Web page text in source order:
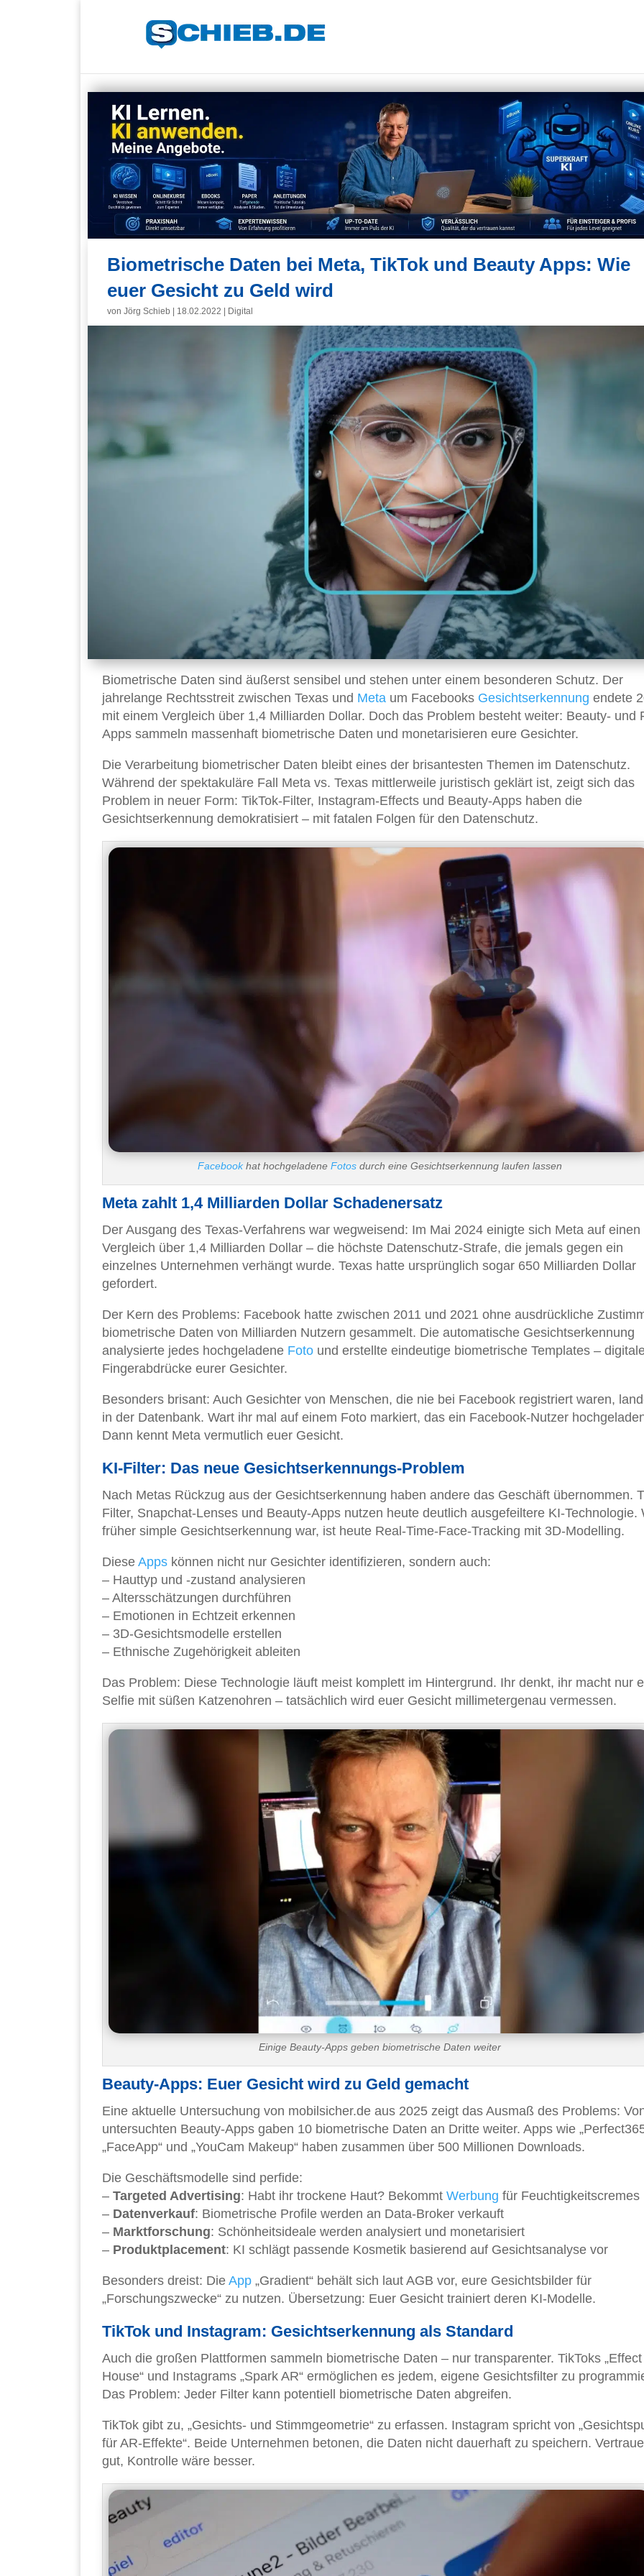
Biometrische Daten bei Meta, TikTok und Beauty Apps: Wie
euer Gesicht zu Geld wird
von Jörg Schieb 18.02.2022 Digital
Biometrische Daten sind äußerst sensibel und stehen unter einem besonderen Schutz. Der
jahrelange Rechtsstreit zwischen Texas und Meta um Facebooks Gesichtserkennung endete
mit einem Vergleich über 1,4 Milliarden Dollar. Doch das Problem besteht weiter: Beauty- und
Apps sammeln massenhaft biometrische Daten und monetarisieren eure Gesichter.
Die Verarbeitung biometrischer Daten bleibt eines der brisantesten Themen im Datenschutz.
Während der spektakuläre Fall Meta vs. Texas mittlerweile juristisch geklärt ist, zeigt sich das
Problem in neuer Form: TikTok-Filter, Instagram-Effects und Beauty-Apps haben die
Gesichtserkennung demokratisiert – mit fatalen Folgen für den Datenschutz.
Facebookhat hochgeladene Fotosdurch eine Gesichtserkennung laufen lassen
Meta zahlt 1,4 Milliarden Dollar Schadenersatz
Der Ausgang des Texas-Verfahrens war wegweisend: Im Mai 2024 einigte sich Meta auf einen
Vergleich über 1,4 Milliarden Dollar – die höchste Datenschutz-Strafe, die jemals gegen ein
einzelnes Unternehmen verhängt wurde. Texas hatte ursprünglich sogar 650 Milliarden Dollar
gefordert.
Der Kern des Problems: Facebook hatte zwischen 2011 und 2021 ohne ausdrückliche
biometrische Daten von Milliarden Nutzern gesammelt. Die automatische Gesichtserkennung
analysierte jedes hochgeladene Foto und erstellte eindeutige biometrische Templates –
Fingerabdrücke eurer Gesichter.
Besonders brisant: Auch Gesichter von Menschen, die nie bei Facebook registriert waren,
in der Datenbank. Wart ihr mal auf einem Foto markiert, das ein Facebook-Nutzer
Dann kennt Meta vermutlich euer Gesicht.
KI-Filter: Das neue Gesichtserkennungs-Problem
Nach Metas Rückzug aus der Gesichtserkennung haben andere das Geschäft übernommen.
Filter, Snapchat-Lenses und Beauty-Apps nutzen heute deutlich ausgefeiltere KI-Technologie.
früher simple Gesichtserkennung war, ist heute Real-Time-Face-Tracking mit 3D-Modelling.
Diese Apps können nicht nur Gesichter identifizieren, sondern auch:
– Hauttyp und -zustand analysieren
– Altersschätzungen durchführen
– Emotionen in Echtzeit erkennen
– 3D-Gesichtsmodelle erstellen
– Ethnische Zugehörigkeit ableiten
Das Problem: Diese Technologie läuft meist komplett im Hintergrund. Ihr denkt, ihr macht nur
Selfie mit süßen Katzenohren – tatsächlich wird euer Gesicht millimetergenau vermessen.
Einige Beauty-Apps geben biometrische Daten weiter
Beauty-Apps: Euer Gesicht wird zu Geld gemacht
Eine aktuelle Untersuchung von mobilsicher.de aus 2025 zeigt das Ausmaß des Problems:
untersuchten Beauty-Apps gaben 10 biometrische Daten an Dritte weiter. Apps wie
„FaceApp“ und „YouCam Makeup“ haben zusammen über 500 Millionen Downloads.
Die Geschäftsmodelle sind perfide:
– Targeted Advertising: Habt ihr trockene Haut? Bekommt Werbung für Feuchtigkeitscremes
– Datenverkauf: Biometrische Profile werden an Data-Broker verkauft
– Marktforschung: Schönheitsideale werden analysiert und monetarisiert
– Produktplacement: KI schlägt passende Kosmetik basierend auf Gesichtsanalyse vor
Besonders dreist: Die App „Gradient“ behält sich laut AGB vor, eure Gesichtsbilder für
„Forschungszwecke“ zu nutzen. Übersetzung: Euer Gesicht trainiert deren KI-Modelle.
TikTok und Instagram: Gesichtserkennung als Standard
Auch die großen Plattformen sammeln biometrische Daten – nur transparenter. TikToks „Effect
House“ und Instagrams „Spark AR“ ermöglichen es jedem, eigene Gesichtsfilter zu
Das Problem: Jeder Filter kann potentiell biometrische Daten abgreifen.
TikTok gibt zu, „Gesichts- und Stimmgeometrie“ zu erfassen. Instagram spricht von
für AR-Effekte“. Beide Unternehmen betonen, die Daten nicht dauerhaft zu speichern.
gut, Kontrolle wäre besser.